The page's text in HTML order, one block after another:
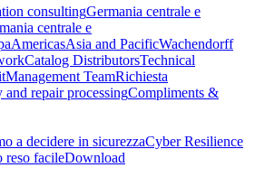
consultingGermania centrale e
centrale e
AmericasAsia and PacificWachendorff
Catalog DistributorsTechnical
Management TeamRichiesta
and repair processingCompliments &
a decidere in sicurezzaCyber Resilience
reso facileDownload